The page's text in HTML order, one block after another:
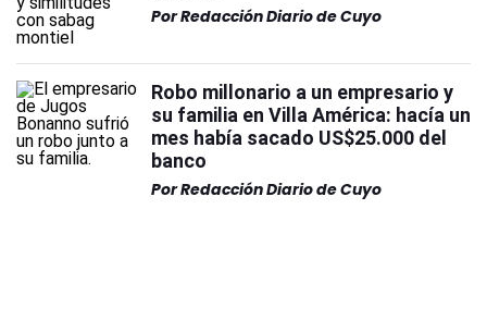
PorRedacción Diario de Cuyo
Robo millonario a un empresario y
su familia en Villa América: hacía un
mes había sacado US$25.000 del
banco
PorRedacción Diario de Cuyo